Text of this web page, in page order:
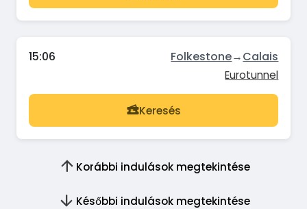
15:06 Folkestone→Calais
Eurotunnel
Keresés
Korábbi indulások megtekintése
Későbbi indulások megtekintése